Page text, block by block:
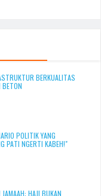
BERKUALITAS
BETON
POLITIK YANG
PATI NGERTI KABEH!"
HAJI BUKAN